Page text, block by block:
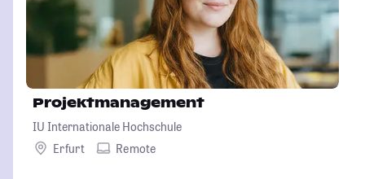
Projektmanagement
IU Internationale Hochschule
Erfurt
Remote